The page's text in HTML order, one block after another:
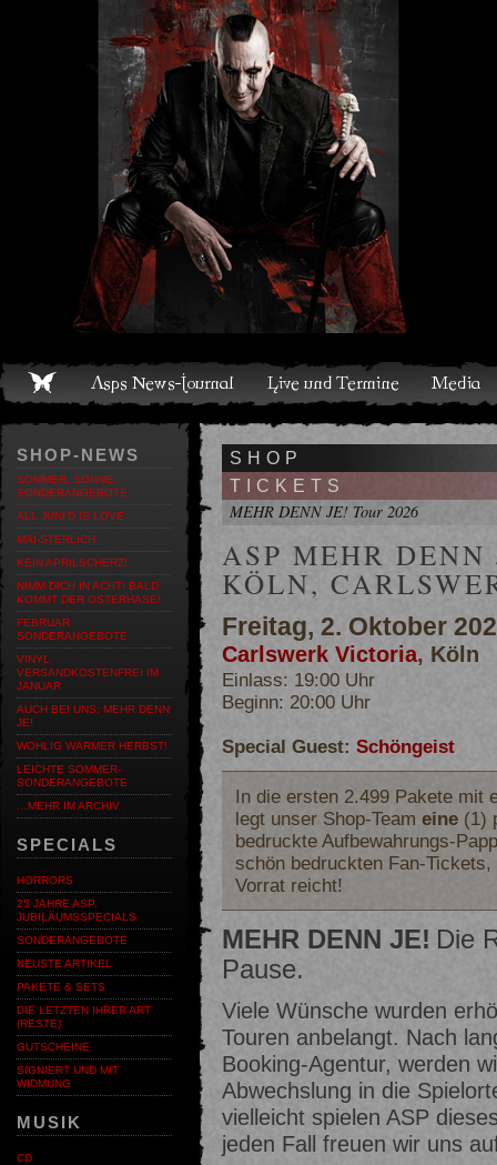
Live und Termine Media Shop Band Discografie
SHOP-NEWS
SOMMER, SONNE,
SONDERANGEBOTE
ALL JUNI'D IS LOVE
MAI-STERLICH
KEIN APRILSCHERZ!
NIMM DICH IN ACHT! BALD
KOMMT DER OSTERHASE!
FEBRUAR
SONDERANGEBOTE
VINYL
VERSANDKOSTENFREI IM
JANUAR
AUCH BEI UNS: MEHR DENN
JE!
WOHLIG WARMER HERBST!
LEICHTE SOMMER-
SONDERANGEBOTE
…MEHR IM ARCHIV
SPECIALS
HORRORS
25 JAHRE ASP.
JUBILÄUMSSPECIALS
SONDERANGEBOTE
NEUSTE ARTIKEL
PAKETE & SETS
DIE LETZTEN IHRER ART
(RESTE)
GUTSCHEINE
SIGNIERT UND MIT
WIDMUNG
MUSIK
CD
SHOP
TICKETS
MEHR DENN JE! Tour 2026
ASP MEHR
KÖLN,
Freitag, 2. Oktober
Carlswerk Victoria, Köln
Einlass: 19:00 Uhr
Beginn: 20:00 Uhr
Special Guest: Schöngeist
In die ersten 2.499 Pakete mit
legt unser Shop-Team eine (1)
bedruckte Aufbewahrungs-
schön bedruckten Fan-
Vorrat reicht!
MEHR DENN JE! Die
Pause.
Viele Wünsche wurden
Touren anbelangt. Nach
Booking-Agentur, werden
Abwechslung in die
vielleicht spielen ASP
jeden Fall freuen wir uns